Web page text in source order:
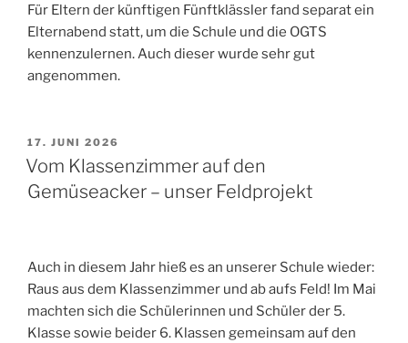
Für Eltern der künftigen Fünftklässler fand separat ein
Elternabend statt, um die Schule und die OGTS
kennenzulernen. Auch dieser wurde sehr gut
angenommen.
VERÖFFENTLICHT
AM
17. JUNI 2026
Vom Klassenzimmer auf den
Gemüseacker – unser Feldprojekt
Auch in diesem Jahr hieß es an unserer Schule wieder:
Raus aus dem Klassenzimmer und ab aufs Feld! Im Mai
machten sich die Schülerinnen und Schüler der 5.
Klasse sowie beider 6. Klassen gemeinsam auf den